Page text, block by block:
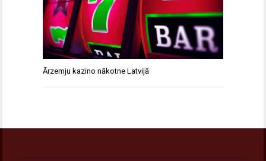
Ārzemju kazino nākotne Latvijā